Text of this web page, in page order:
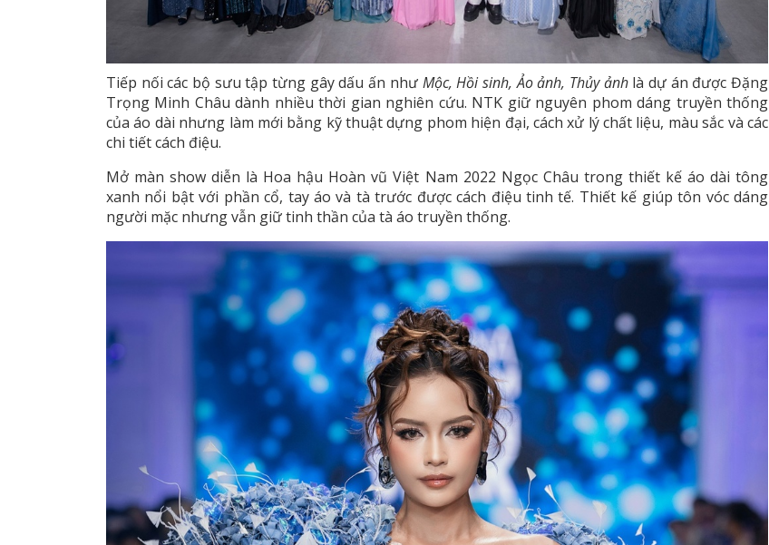
Tiếp nối các bộ sưu tập từng gây dấu ấn như Mộc, Hồi sinh, Ảo ảnh, Thủy ảnhlà dự án được Đặng
Trọng Minh Châu dành nhiều thời gian nghiên cứu. NTK giữ nguyên phom dáng truyền thống
của áo dài nhưng làm mới bằng kỹ thuật dựng phom hiện đại, cách xử lý chất liệu, màu sắc và các
chi tiết cách điệu.
Mở màn show diễn là Hoa hậu Hoàn vũ Việt Nam 2022 Ngọc Châu trong thiết kế áo dài tông
xanh nổi bật với phần cổ, tay áo và tà trước được cách điệu tinh tế. Thiết kế giúp tôn vóc dáng
người mặc nhưng vẫn giữ tinh thần của tà áo truyền thống.